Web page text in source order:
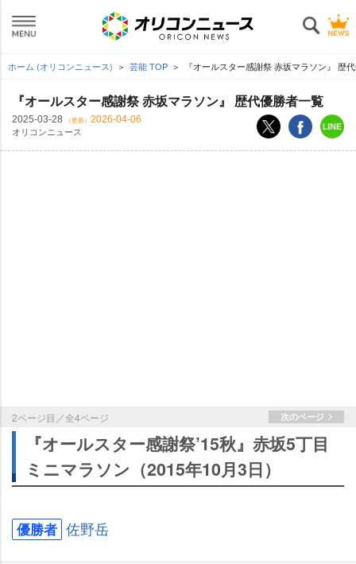
ホーム (オリコンニュース) 芸能 TOP 『オールスター感謝祭 赤坂マラソン』 歴
『オールスター感謝祭 赤坂マラソン』 歴代優勝者一覧
2025-03-28 （更新） 2026-04-06
オリコンニュース
2ページ目／全4ページ 次のページ
『オールスター感謝祭’15秋』赤坂5丁目
ミニマラソン（2015年10月3日）
優勝者 佐野岳